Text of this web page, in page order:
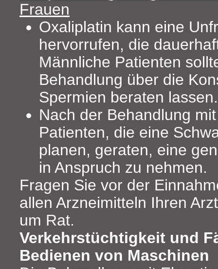
Frauen
Oxaliplatin kann eine
hervorrufen, die
Männliche Patienten
Behandlung über die
Spermien beraten lassen.
Nach der Behandlung
Patienten, die eine
planen, geraten, eine
in Anspruch zu nehmen.
Fragen Sie vor der
allen Arzneimitteln Ihren
um Rat.
Verkehrstüchtigkeit und
Bedienen von Maschinen